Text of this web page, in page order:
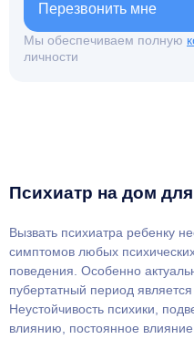
Перезвонить мне
Мы обеспечиваем полную
личности
Психиатр на дом
Вызвать психиатра ребенку
симптомов любых
поведения. Особенно
пубертатный период
Неустойчивость психики,
влиянию, постоянное